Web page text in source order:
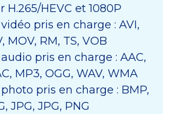
H.265/HEVC et 1080P
pris en charge : AVI,
MOV, RM, TS, VOB
pris en charge : AAC,
MP3, OGG, WAV, WMA
pris en charge : BMP,
JPG, JPG, PNG